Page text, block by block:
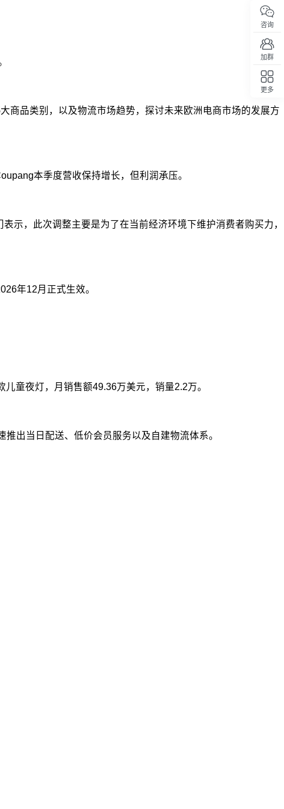
商品类别，以及物流市场趋势，探讨未来欧洲电商市场的发展方
本季度营收保持增长，但利润承压。
示，此次调整主要是为了在当前经济环境下维护消费者购买力，
年12月正式生效。
童夜灯，月销售额49.36万美元，销量2.2万。
出当日配送、低价会员服务以及自建物流体系。
咨询
加群
更多